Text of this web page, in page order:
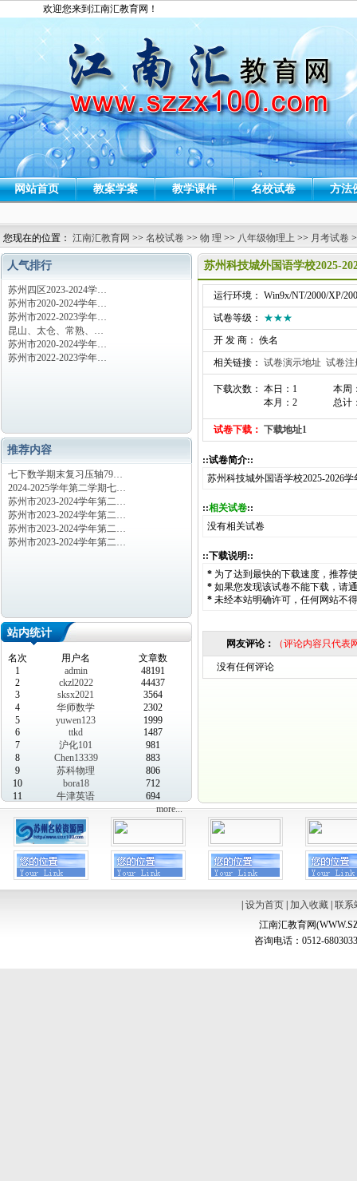
欢迎您来到江南汇教育网！
网站首页 教案学案 教学课件 名校试卷 方法
您现在的位置： 江南汇教育网 >> 名校试卷 >> 物 理 >> 八年级物理上 >> 月考试卷
人气排行
苏州四区2023-2024学…
苏州市2020-2024学年…
苏州市2022-2023学年…
昆山、太仓、常熟、…
苏州市2020-2024学年…
苏州市2022-2023学年…
推荐内容
七下数学期末复习压轴79…
2024-2025学年第二学期七…
苏州市2023-2024学年第二…
苏州市2023-2024学年第二…
苏州市2023-2024学年第二…
苏州市2023-2024学年第二…
站内统计
名次 用户名
文章数
1
admin
48191
2
ckzl2022
44437
3
sksx2021
3564
4
华师数学
2302
5
yuwen123
1999
6
ttkd
1487
7
沪化101
981
8
Chen13339
883
9
苏科物理
806
10
bora18
712
11
牛津英语
694
more...
苏州科技城外国语学校2025-
运行环境： Win9x/NT/2000/XP/
试卷等级： ★★★
开 发 商： 佚名
相关链接： 试卷演示地址 试卷注
下载次数： 本日：1
本月：2
本周
总计
试卷下载： 下载地址1
::试卷简介::
苏州科技城外国语学校2025-2026
::相关试卷::
没有相关试卷
::下载说明::
* 为了达到最快的下载速度，推荐
* 如果您发现该试卷不能下载，请
* 未经本站明确许可，任何网站不
网友评论： （评论内容只代
没有任何评论
设为首页| 加入收藏| 联系
江南汇教育网
咨询电话：0512-